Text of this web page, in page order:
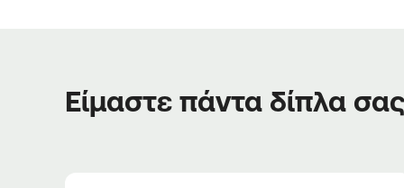
Είμαστε πάντα δίπλα